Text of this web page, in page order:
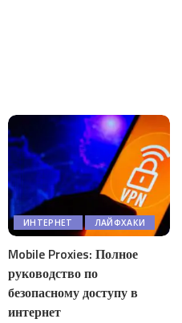
ИНТЕРНЕТ ЛАЙФХАКИ
Mobile Proxies: Полное
руководство по
безопасному доступу в
интернет